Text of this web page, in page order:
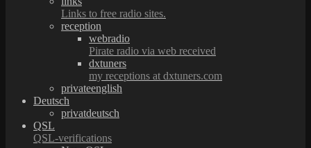
Links to free radio sites.
reception
webradio
Pirate radio via web received
dxtuners
my receptions at dxtuners.com
privateenglish
Deutsch
privatdeutsch
QSL
QSL-verifications